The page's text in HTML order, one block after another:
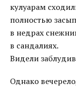
кулуарам
полностью
в недрах
в сандалиях.
Видели
Однако